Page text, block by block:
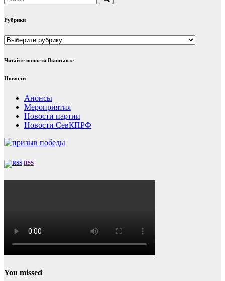
Рубрики
Рубрики
Читайте новости Вконтакте
Новости
Анонсы
Мероприятия
Новости партии
Новости СевКПРФ
RSS
You missed